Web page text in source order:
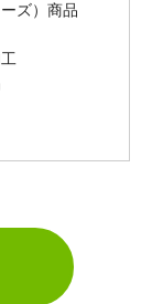
ズ）商品